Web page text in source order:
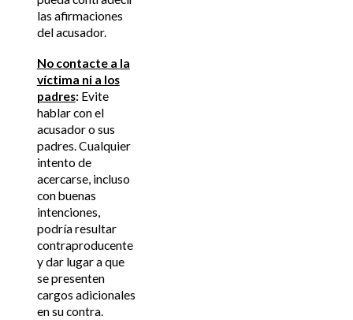
las afirmaciones
del acusador.
No contacte a la
víctima ni a los
padres:Evite
hablar con el
acusador o sus
padres. Cualquier
intento de
acercarse, incluso
con buenas
intenciones,
podría resultar
contraproducente
y dar lugar a que
se presenten
cargos adicionales
en su contra.